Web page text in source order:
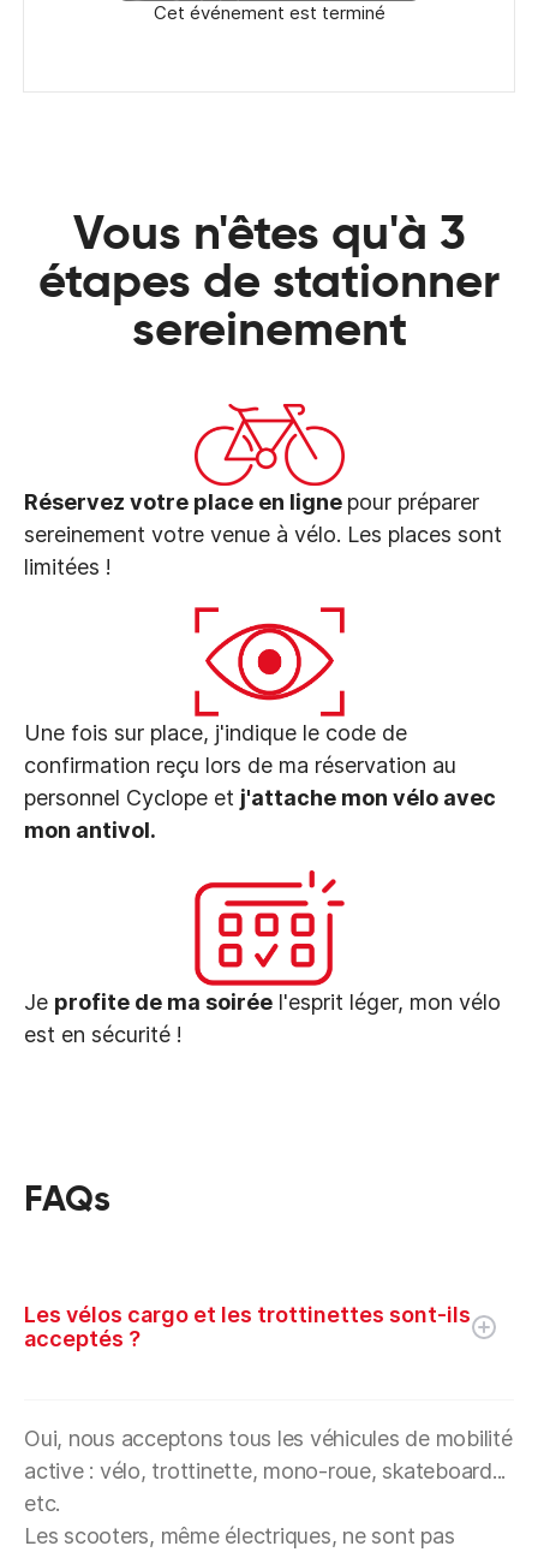
Cet événement est terminé
Vous n'êtes qu'à 3
étapes de stationner
sereinement
Réservez votre place en ligne pour préparer
sereinement votre venue à vélo. Les places sont
limitées !
Une fois sur place, j'indique le code de
confirmation reçu lors de ma réservation au
personnel Cyclope et j'attache mon vélo avec
mon antivol.
Je profite de ma soirée l'esprit léger, mon vélo
est en sécurité !
FAQs
Les vélos cargo et les trottinettes sont-ils
acceptés ?
Oui, nous acceptons tous les véhicules de mobilité
active : vélo, trottinette, mono-roue, skateboard...
etc.
Les scooters, même électriques, ne sont pas